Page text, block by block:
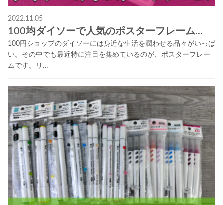
2022.11.05
100均ダイソーで人気のポスターフレーム...
100円ショップのダイソーには身近な生活を潤わせる品々がいっぱ
い。その中でも最近特に注目を集めているのが、ポスターフレー
ムです。リ…